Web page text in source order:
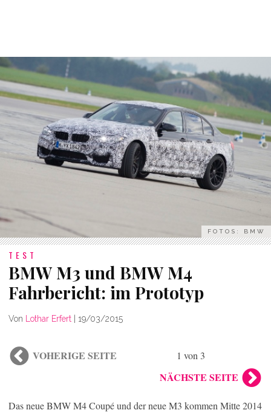
FOTOS: BMW
TEST
BMW M3 und BMW M4
Fahrbericht: im Prototyp
Von Lothar Erfert 19/03/2015
VOHERIGE SEITE 1 von 3
NÄCHSTE SEITE
Das neue BMW M4 Coupé und der neue M3 kommen Mitte 2014